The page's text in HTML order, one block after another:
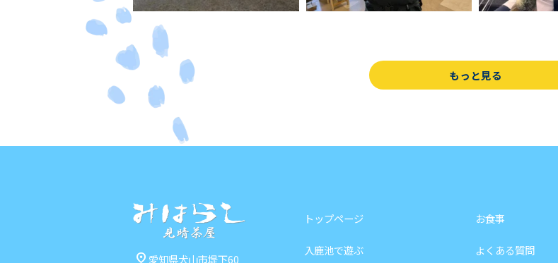
もっと見る
pin_drop 愛知県犬山市堤下60
トップページ
入鹿池で遊ぶ
お食事
よくある質問